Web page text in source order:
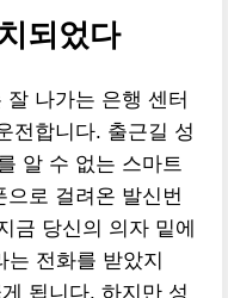
되었다
나가는 은행 센터
전합니다. 출근길 성
알 수 없는 스마트
로 걸려온 발신번
금 당신의 의자 밑에
전화를 받았지
됩니다. 하지만 성